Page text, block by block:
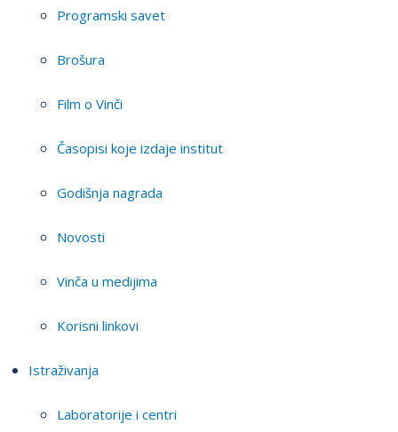
Programski savet
Brošura
Film o Vinči
Časopisi koje izdaje institut
Godišnja nagrada
Novosti
Vinča u medijima
Korisni linkovi
Istraživanja
Laboratorije i centri